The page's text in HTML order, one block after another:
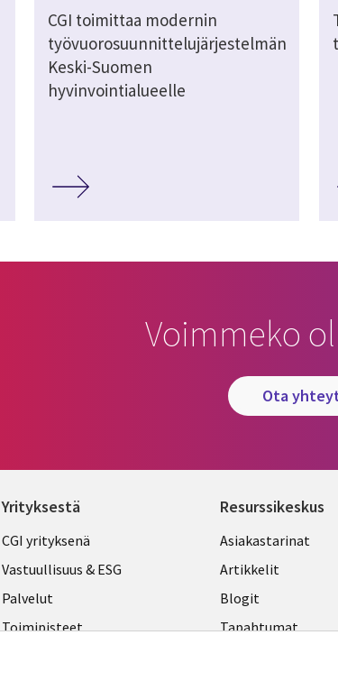
CGI toimittaa modernin
työvuorosuunnittelujärjestelmän
Keski-Suomen
hyvinvointialueelle
Voimmeko
ota
Yrityksestä
Useful
links
FINLAND
CGI yrityksenä
Vastuullisuus & ESG
Palvelut
Toimipisteet
Resurssikeskus
Library
Links
FINLAND
Asiakastarinat
Artikkelit
Blogit
Tapahtumat